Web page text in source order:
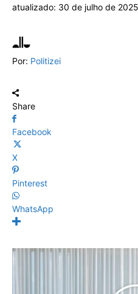
atualizado: 30 de julho de
Por: Politizei
Share
Facebook
X
Pinterest
WhatsApp